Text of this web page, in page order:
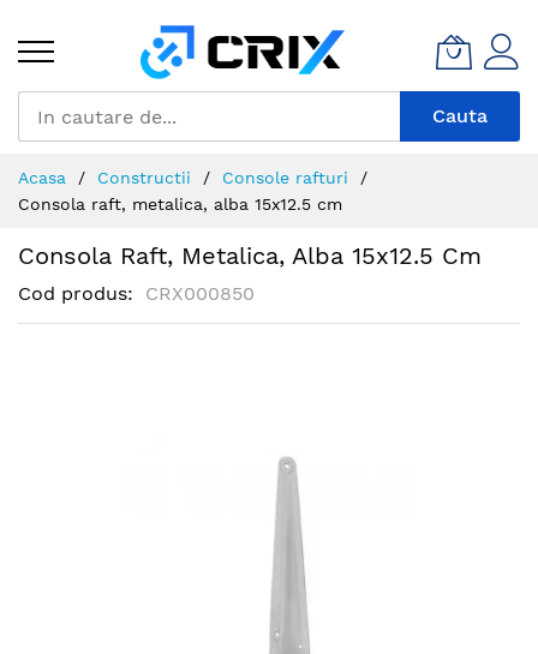
Continut
Cauta
Acasa Constructii
Console rafturi
Consola raft, metalica, alba 15x12.5 cm
Consola Raft, Metalica, Alba 15x12.5 Cm
Cod produs CRX000850